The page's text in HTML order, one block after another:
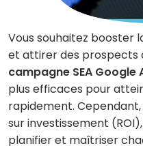
Vous souhaitez booster
et attirer des prospects
campagne SEA Google
plus efficaces pour
rapidement.
sur investissement
planifier et maîtriser